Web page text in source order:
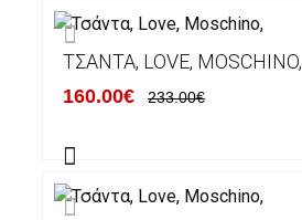
ΤΣΆΝΤΑ, LOVE, MOSCHINO,
160.00€ 233.00€